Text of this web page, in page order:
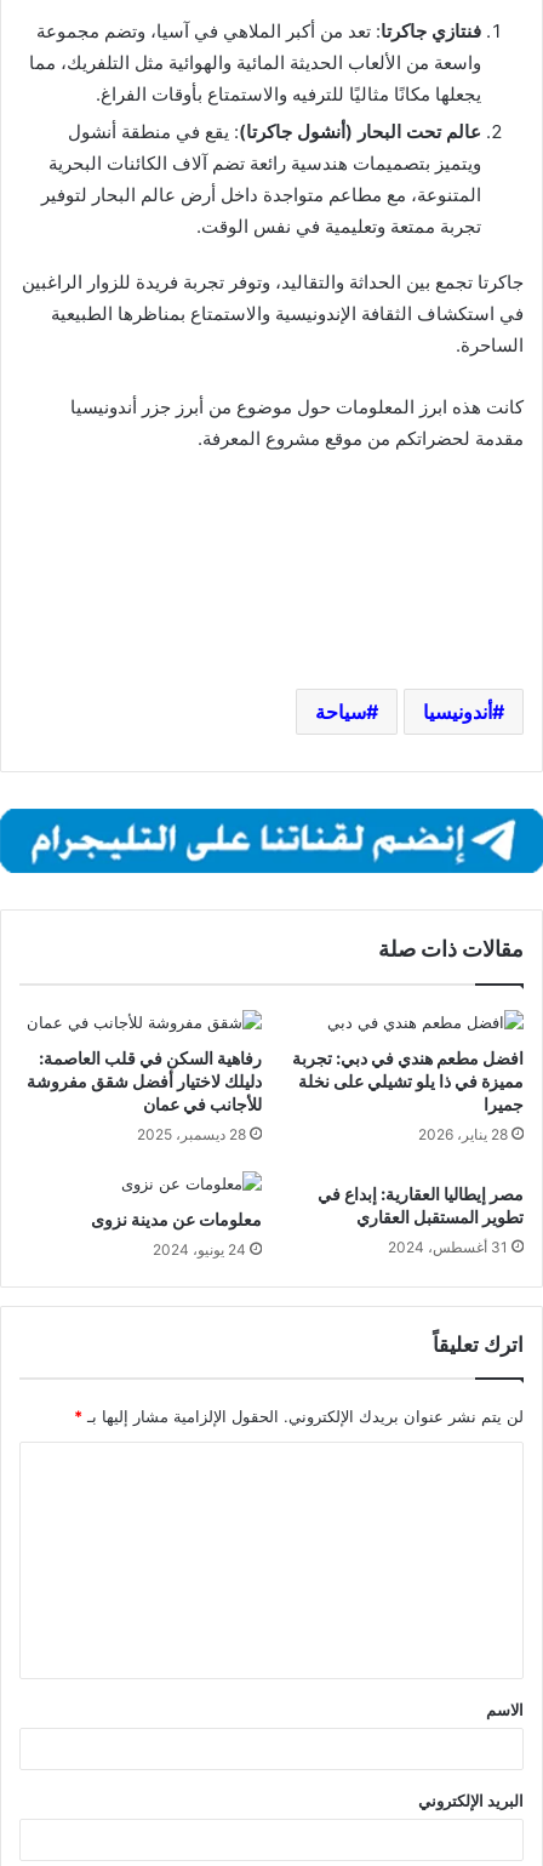
فنتازي جاكرتا: تعد من أكبر الملاهي في آسيا، وتضم مجموعة
واسعة من الألعاب الحديثة المائية والهوائية مثل التلفريك، مما
يجعلها مكانًا مثاليًا للترفيه والاستمتاع بأوقات الفراغ.
عالم تحت البحار (أنشول جاكرتا): يقع في منطقة أنشول
ويتميز بتصميمات هندسية رائعة تضم آلاف الكائنات البحرية
المتنوعة، مع مطاعم متواجدة داخل أرض عالم البحار لتوفير
تجربة ممتعة وتعليمية في نفس الوقت.
جاكرتا تجمع بين الحداثة والتقاليد، وتوفر تجربة فريدة للزوار الراغبين
في استكشاف الثقافة الإندونيسية والاستمتاع بمناظرها الطبيعية
الساحرة.
كانت هذه ابرز المعلومات حول موضوع من أبرز جزر أندونيسيا
مقدمة لحضراتكم من موقع مشروع المعرفة.
أندونيسيا سياحة
مقالات ذات صلة
افضل مطعم هندي في دبي: تجربة
مميزة في ذا يلو تشيلي على نخلة
جميرا
28 يناير، 2026
رفاهية السكن في قلب العاصمة:
دليلك لاختيار أفضل شقق مفروشة
للأجانب في عمان
28 ديسمبر، 2025
مصر إيطاليا العقارية: إبداع في
تطوير المستقبل العقاري
31 أغسطس، 2024
معلومات عن مدينة نزوى
24 يونيو، 2024
اترك تعليقاً
لن يتم نشر عنوان بريدك الإلكتروني. الحقول الإلزامية مشار إليها بـ *
ق
*
الاسم
البريد الإلكتروني